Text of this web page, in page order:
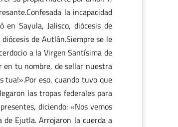
la incapacidad
en Sayula, Jalisco, diócesis de
de Autlán.Siempre se le
a la Virgen Santísima de
en tu nombre, de sellar nuestra
tua!».Por eso, cuando tuvo que
las tropas federales para
diciendo: «Nos vemos
de Ejutla. Arrojaron la cuerda a